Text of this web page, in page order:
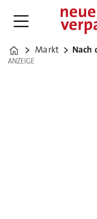
Home
Markt Nach
ANZEIGE
ANZEIGE